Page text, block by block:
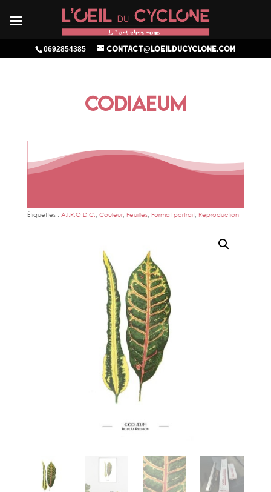
0692854385 contact@loeilducyclone.com
CODIAEUM
Étiquettes : A.I.R.O.D.C., Couleur, Feuilles, Format portrait, Reproduction